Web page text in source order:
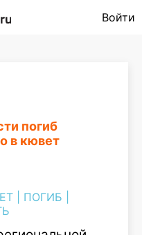
Войти
погиб
в кювет
ПОГИБ